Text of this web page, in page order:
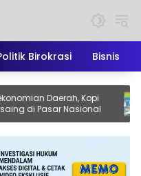
Birokrasi Bisnis
Kopi
Nasional
Jadi